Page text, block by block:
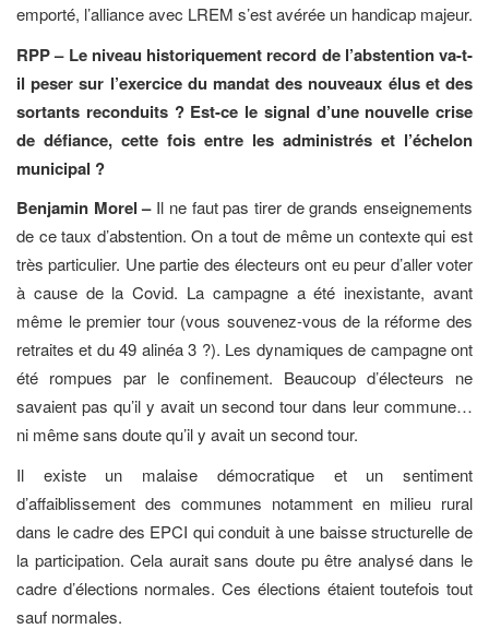
emporté, l’alliance avec LREM s’est avérée un handicap majeur.
RPP – Le niveau historiquement record de l’abstention va-t-
il peser sur l’exercice du mandat des nouveaux élus et des
sortants reconduits ? Est-ce le signal d’une nouvelle crise
de défiance, cette fois entre les administrés et l’échelon
municipal ?
Benjamin Morel –Il ne faut pas tirer de grands enseignements
de ce taux d’abstention. On a tout de même un contexte qui est
très particulier. Une partie des électeurs ont eu peur d’aller voter
à cause de la Covid. La campagne a été inexistante, avant
même le premier tour (vous souvenez-vous de la réforme des
retraites et du 49 alinéa 3 ?). Les dynamiques de campagne ont
été rompues par le confinement. Beaucoup d’électeurs ne
savaient pas qu’il y avait un second tour dans leur commune…
ni même sans doute qu’il y avait un second tour.
Il existe un malaise démocratique et un sentiment
d’affaiblissement des communes notamment en milieu rural
dans le cadre des EPCI qui conduit à une baisse structurelle de
la participation. Cela aurait sans doute pu être analysé dans le
cadre d’élections normales. Ces élections étaient toutefois tout
sauf normales.